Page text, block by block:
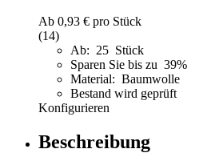
Ab 0,93 € pro Stück
(14)
Ab: 25 Stück
Sparen Sie bis zu 39%
Material: Baumwolle
Bestand wird geprüft
Konfigurieren
Beschreibung